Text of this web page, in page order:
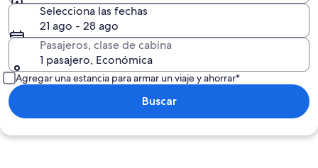
Selecciona las fechas
21 ago - 28 ago
Pasajeros, clase de cabina
1 pasajero, Económica
Agregar una estancia para armar un viaje y ahorrar*
Buscar